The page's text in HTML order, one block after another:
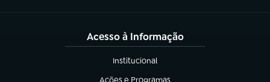
Acesso à Informação
Institucional
(abre em nova aba)